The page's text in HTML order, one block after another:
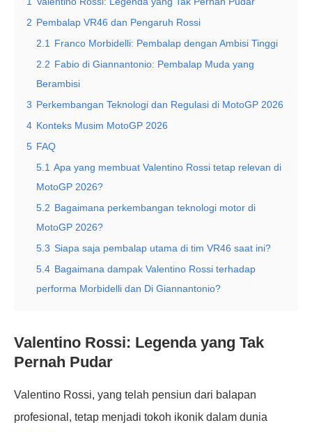
2 Pembalap VR46 dan Pengaruh Rossi
2.1
Franco Morbidelli: Pembalap dengan Ambisi Tinggi
2.2 Fabio di Giannantonio: Pembalap Muda yang
Berambisi
3 Perkembangan Teknologi dan Regulasi di MotoGP 2026
4 Konteks Musim MotoGP 2026
5 FAQ
5.1 Apa yang membuat Valentino Rossi tetap relevan di
MotoGP 2026?
5.2 Bagaimana perkembangan teknologi motor di
MotoGP 2026?
5.3 Siapa saja pembalap utama di tim VR46 saat ini?
5.4 Bagaimana dampak Valentino Rossi terhadap
performa Morbidelli dan Di Giannantonio?
Valentino Rossi: Legenda yang Tak
Pernah Pudar
Valentino Rossi, yang telah pensiun dari balapan
profesional, tetap menjadi tokoh ikonik dalam dunia